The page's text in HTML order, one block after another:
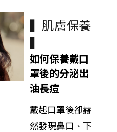
▍肌膚保養
▍
如何保養戴口
罩後的分泌出
油長痘
戴起口罩後卻赫
然發現鼻口、下